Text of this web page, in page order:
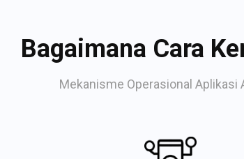
Bagaimana Cara
Mekanisme Operasional Aplikasi